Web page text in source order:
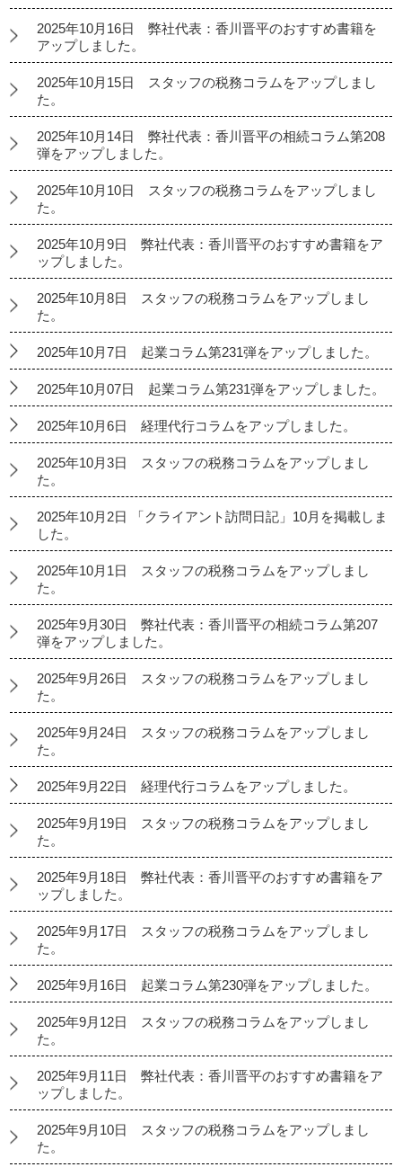
2025年10月16日 弊社代表：香川晋平のおすすめ書籍を
アップしました。
2025年10月15日 スタッフの税務コラムをアップしまし
た。
2025年10月14日 弊社代表：香川晋平の相続コラム第208
弾をアップしました。
2025年10月10日 スタッフの税務コラムをアップしまし
た。
2025年10月9日 弊社代表：香川晋平のおすすめ書籍をア
ップしました。
2025年10月8日 スタッフの税務コラムをアップしまし
た。
2025年10月7日 起業コラム第231弾をアップしました。
2025年10月07日 起業コラム第231弾をアップしました。
2025年10月6日 経理代行コラムをアップしました。
2025年10月3日 スタッフの税務コラムをアップしまし
た。
2025年10月2日 「クライアント訪問日記」10月を掲載しま
した。
2025年10月1日 スタッフの税務コラムをアップしまし
た。
2025年9月30日 弊社代表：香川晋平の相続コラム第207
弾をアップしました。
2025年9月26日 スタッフの税務コラムをアップしまし
た。
2025年9月24日 スタッフの税務コラムをアップしまし
た。
2025年9月22日 経理代行コラムをアップしました。
2025年9月19日 スタッフの税務コラムをアップしまし
た。
2025年9月18日 弊社代表：香川晋平のおすすめ書籍をア
ップしました。
2025年9月17日 スタッフの税務コラムをアップしまし
た。
2025年9月16日 起業コラム第230弾をアップしました。
2025年9月12日 スタッフの税務コラムをアップしまし
た。
2025年9月11日 弊社代表：香川晋平のおすすめ書籍をア
ップしました。
2025年9月10日 スタッフの税務コラムをアップしまし
た。